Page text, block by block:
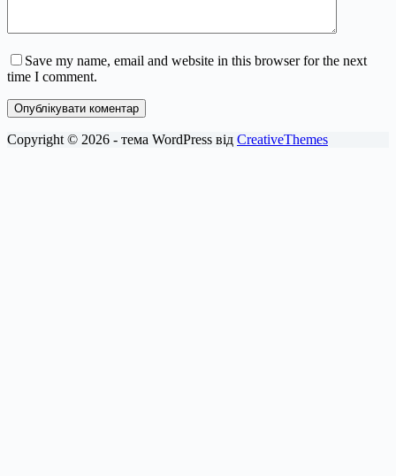
Save my name, email and website in this browser for the next
time I comment.
Опублікувати коментар
Copyright © 2026 - тема WordPress від CreativeThemes